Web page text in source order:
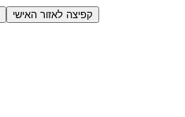
קפיצה לאזור האישי